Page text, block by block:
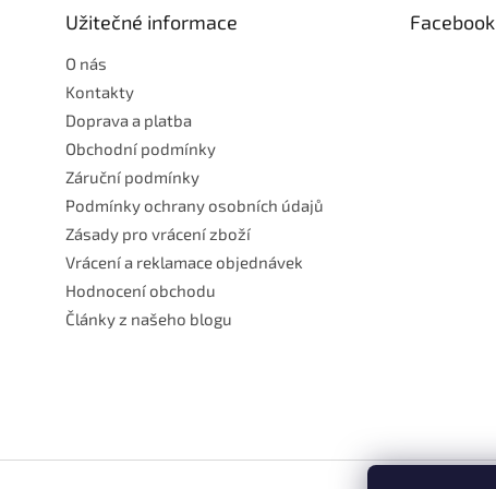
Užitečné informace
O nás
Kontakty
Doprava a platba
Obchodní podmínky
Záruční podmínky
Podmínky ochrany osobních údajů
Zásady pro vrácení zboží
Vrácení a reklamace objednávek
Hodnocení obchodu
Články z našeho blogu
Facebook